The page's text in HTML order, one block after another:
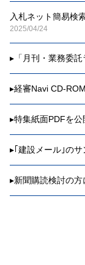
入札ネット簡易検
2025/04/24
▸ 「月刊・業務委
▸経審Navi CD-
▸特集紙面PDFを公
▸ ｢建設メール｣の
▸新聞購読検討の方